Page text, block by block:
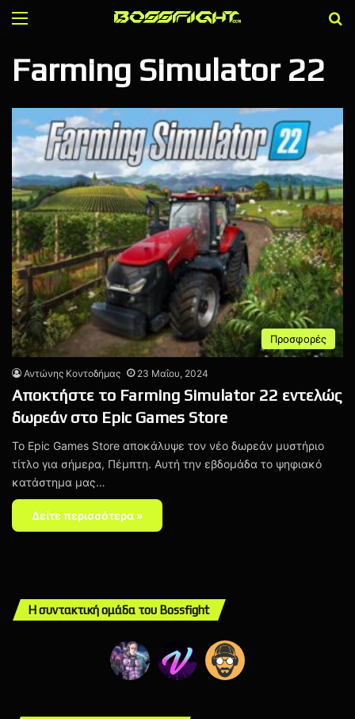
Menu
Farming Simulator 22
Προσφορές
Αντώνης Κοντοδήμας 23 Μαΐου, 2024
Αποκτήστε το Farming Simulator 22 εντελώς
δωρεάν στο Epic Games Store
Το Epic Games Store αποκάλυψε τον νέο δωρεάν μυστήριο
τίτλο για σήμερα, Πέμπτη. Αυτή την εβδομάδα το ψηφιακό
κατάστημα μας…
Δείτε περισσότερα »
Η συντακτική ομάδα του Bossfight